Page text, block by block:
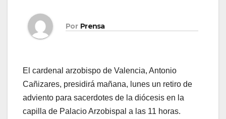
Por Prensa
El cardenal arzobispo de Valencia, Antonio
Cañizares, presidirá mañana, lunes un retiro de
adviento para sacerdotes de la diócesis en la
capilla de Palacio Arzobispal a las 11 horas.